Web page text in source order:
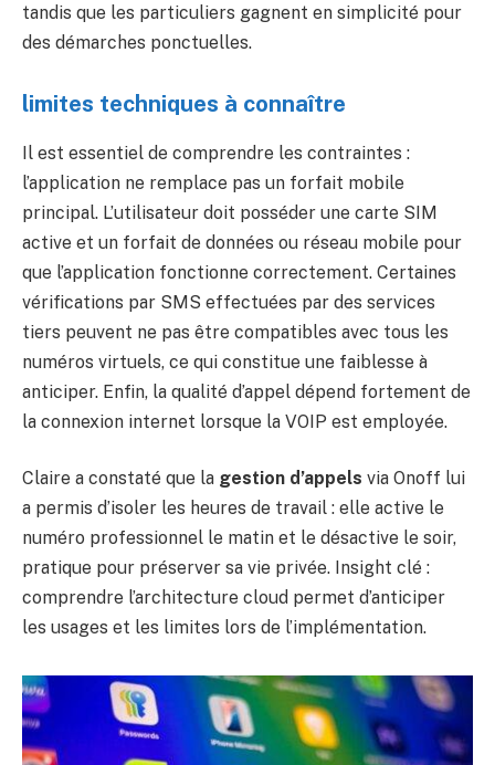
tandis que les particuliers gagnent en simplicité pour
des démarches ponctuelles.
limites techniques à connaître
Il est essentiel de comprendre les contraintes :
l’application ne remplace pas un forfait mobile
principal. L’utilisateur doit posséder une carte SIM
active et un forfait de données ou réseau mobile pour
que l’application fonctionne correctement. Certaines
vérifications par SMS effectuées par des services
tiers peuvent ne pas être compatibles avec tous les
numéros virtuels, ce qui constitue une faiblesse à
anticiper. Enfin, la qualité d’appel dépend fortement de
la connexion internet lorsque la VOIP est employée.
Claire a constaté que la gestion d’appels via Onoff lui
a permis d’isoler les heures de travail : elle active le
numéro professionnel le matin et le désactive le soir,
pratique pour préserver sa vie privée. Insight clé :
comprendre l’architecture cloud permet d’anticiper
les usages et les limites lors de l’implémentation.